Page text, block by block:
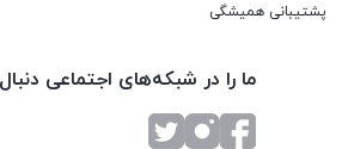
پشتیبانی همیشگی
ما را در شبکه‌های اجتماعی